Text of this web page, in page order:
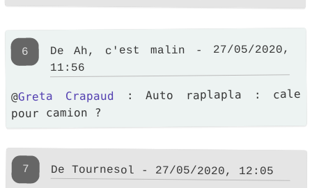
6 De Ah, c'est malin - 27/05/2020,
11:56
@Greta Crapaud : Auto raplapla : cale
pour camion ?
7 De Tournesol - 27/05/2020, 12:05